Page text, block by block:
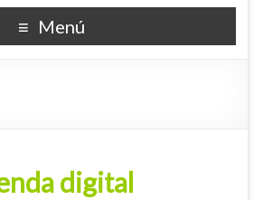
Menú
digital